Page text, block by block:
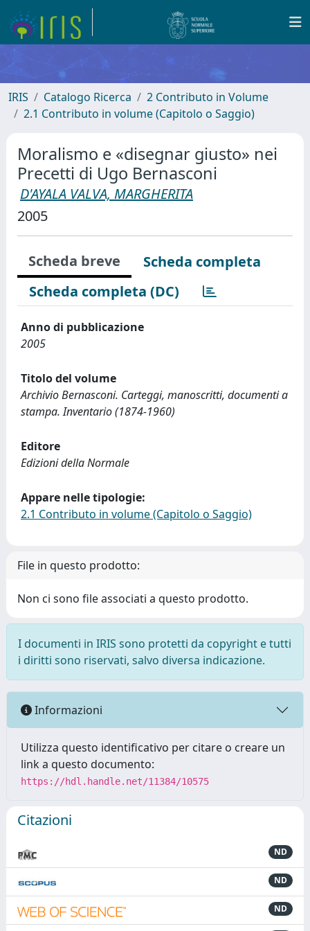
IRIS Catalogo Ricerca
2 Contributo in Volume
2.1 Contributo in volume (Capitolo o Saggio)
Moralismo e «disegnar giusto» nei
Precetti di Ugo Bernasconi
D'AYALA VALVA, MARGHERITA
2005
Scheda breve
Scheda completa
Scheda completa (DC)
Anno di pubblicazione
2005
Titolo del volume
Archivio Bernasconi. Carteggi, manoscritti, documenti a
stampa. Inventario (1874-1960)
Editore
Edizioni della Normale
Appare nelle tipologie:
2.1 Contributo in volume (Capitolo o Saggio)
File in questo prodotto:
Non ci sono file associati a questo prodotto.
I documenti in IRIS sono protetti da copyright e tutti
i diritti sono riservati, salvo diversa indicazione.
Informazioni
Utilizza questo identificativo per citare o creare un
link a questo documento:
https://hdl.handle.net/11384/10575
Citazioni
ND
ND
ND